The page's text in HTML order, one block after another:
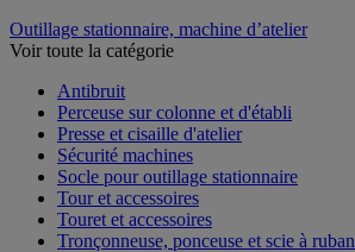
Outillage stationnaire, machine d’atelier
Voir toute la catégorie
Antibruit
Perceuse sur colonne et d'établi
Presse et cisaille d'atelier
Sécurité machines
Socle pour outillage stationnaire
Tour et accessoires
Touret et accessoires
Tronçonneuse, ponceuse et scie à ruban